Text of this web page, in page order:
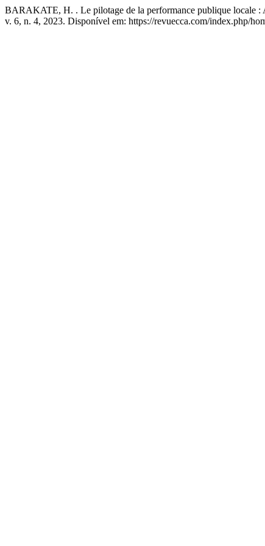
BARAKATE, H. . Le pilotage de la performance publique locale :
v. 6, n. 4, 2023. Disponível em: https://revuecca.com/index.php/